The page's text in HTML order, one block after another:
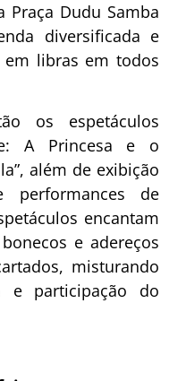
Praça Dudu Samba
diversificada e
em libras em todos
os espetáculos
A Princesa e o
além de exibição
performances de
encantam
e adereços
misturando
e participação do